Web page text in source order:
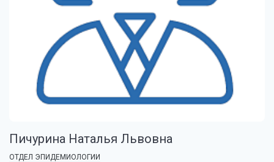
Пичурина Наталья Львовна
ОТДЕЛ ЭПИДЕМИОЛОГИИ